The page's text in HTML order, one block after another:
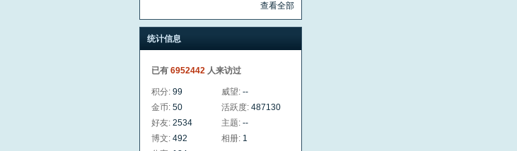
查看全部
统计信息
已有 6952442 人来访过
积分: 99 威望: --
金币: 50 活跃度: 487130
好友: 2534 主题: --
博文: 492 相册: 1